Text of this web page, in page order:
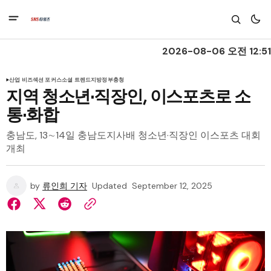
2026-08-06 오전 12:51
산업 비즈섹션 포커스소셜 트렌드지방정부충청
지역 청소년·직장인, 이스포츠로 소
통·화합
충남도, 13∼14일 충남도지사배 청소년·직장인 이스포츠 대회
개최
by 류인희 기자 Updated September 12, 2025